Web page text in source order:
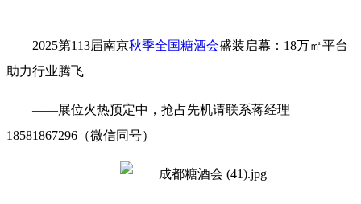
2025第113届南京秋季全国糖酒会盛装启幕：18万㎡平台
助力行业腾飞
——展位火热预定中，抢占先机请联系蒋经理
18581867296（微信同号）